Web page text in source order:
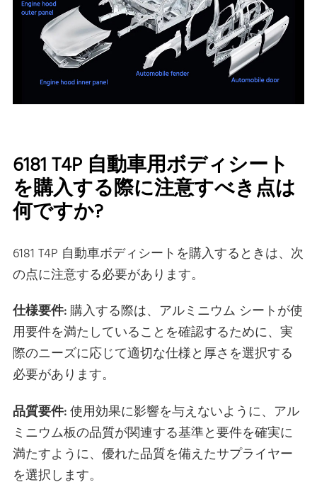
6181 T4P 自動車用ボディシート
を購入する際に注意すべき点は
何ですか?
6181 T4P 自動車ボディシートを購入するときは、次
の点に注意する必要があります。
仕様要件:購入する際は、アルミニウム シートが使
用要件を満たしていることを確認するために、実
際のニーズに応じて適切な仕様と厚さを選択する
必要があります。
品質要件:使用効果に影響を与えないように、アル
ミニウム板の品質が関連する基準と要件を確実に
満たすように、優れた品質を備えたサプライヤー
を選択します。